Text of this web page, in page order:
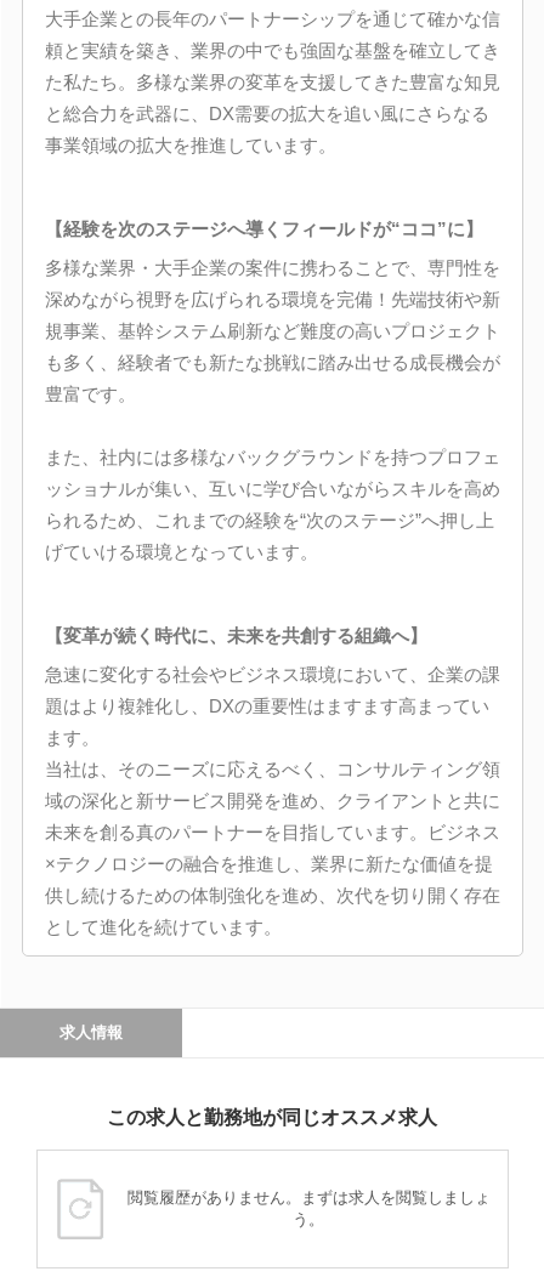
大手企業との長年のパートナーシップを通じて確かな信
頼と実績を築き、業界の中でも強固な基盤を確立してき
た私たち。多様な業界の変革を支援してきた豊富な知見
と総合力を武器に、DX需要の拡大を追い風にさらなる
事業領域の拡大を推進しています。
【経験を次のステージへ導くフィールドが“ココ”に】
多様な業界・大手企業の案件に携わることで、専門性を
深めながら視野を広げられる環境を完備！先端技術や新
規事業、基幹システム刷新など難度の高いプロジェクト
も多く、経験者でも新たな挑戦に踏み出せる成長機会が
豊富です。
また、社内には多様なバックグラウンドを持つプロフェ
ッショナルが集い、互いに学び合いながらスキルを高め
られるため、これまでの経験を“次のステージ”へ押し上
げていける環境となっています。
【変革が続く時代に、未来を共創する組織へ】
急速に変化する社会やビジネス環境において、企業の課
題はより複雑化し、DXの重要性はますます高まってい
ます。
当社は、そのニーズに応えるべく、コンサルティング領
域の深化と新サービス開発を進め、クライアントと共に
未来を創る真のパートナーを目指しています。ビジネス
×テクノロジーの融合を推進し、業界に新たな価値を提
供し続けるための体制強化を進め、次代を切り開く存在
として進化を続けています。
求人情報
この求人と勤務地が同じオススメ求人
閲覧履歴がありません。まずは求人を閲覧しましょ
う。